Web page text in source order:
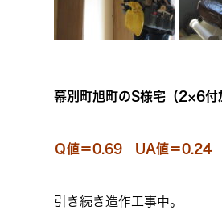
幕別町旭町のS様宅（2×6付
Ｑ値＝0.69 UA値＝0.24
引き続き造作工事中。